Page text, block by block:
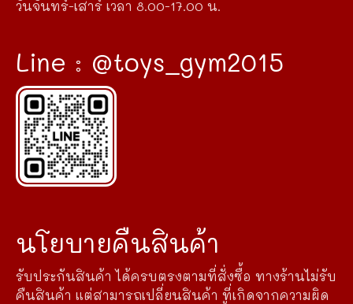
วันจันทร์-เสาร์ เวลา 8.00-17.00 น.
Line : @toys_gym2015
นโยบายคืนสินค้า
รับประกันสินค้า ได้ครบตรงตามที่สั่งซื้อ ทางร้านไม่รับ
คืนสินค้า แต่สามารถเปลี่ยนสินค้า ที่เกิดจากความผิด